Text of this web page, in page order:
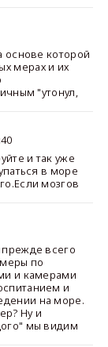
основе которой
мерах и их
"утонул,
и так уже
в море
мозгов
всего
по
и камерами
и
на море.
Ну и
мы видим